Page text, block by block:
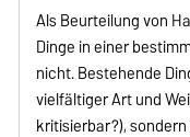
Als Beurteilung von
Dinge in einer
nicht. Bestehende
vielfältiger Art und
kritisierbar?),